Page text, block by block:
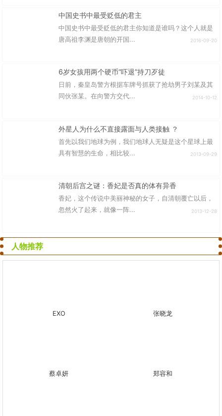
中国史书中最受贬低的君主
中国史书中最受贬低的君主你知道是谁吗？这个人就是
唐高祖李渊是唐朝的开国...
2016-09-20
6岁女孩用两个硬币“吓退”持刀歹徒
日前，秦皇岛警方根据车牌号抓获了抢劫男子刘某及其
同伙张某。在向警方交代...
2014-10-12
外星人为什么不直接露面与人类接触 ？
首先以我们地球为例，我们地球人无疑是这个星球上最
具有智慧的生命，相比较...
2013-09-29
清朝后宫之谜：香妃是否真的体有异香
香妃，这个传说中美丽神秘的女子，自清朝覆亡以后，
忽然火了起来，就像一阵...
2013-12-28
人物推荐
EXO 张晓龙
蔡卓妍 郑容和